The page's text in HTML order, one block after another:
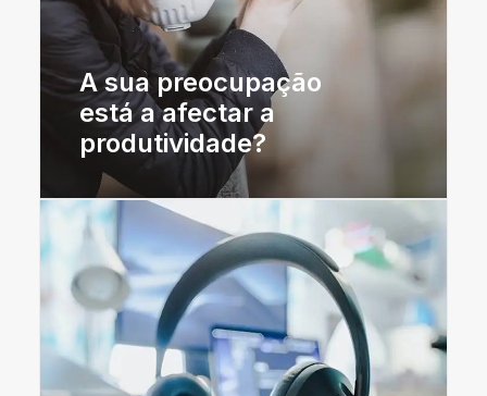
A sua preocupação
está a afectar a
produtividade?